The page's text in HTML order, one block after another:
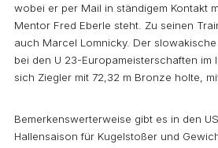
wobei er per Mail in ständigem Kontakt
Mentor Fred Eberle steht. Zu seinen
auch Marcel Lomnicky. Der
bei den U 23-Europameisterschaften im
sich Ziegler mit 72,32 m Bronze holte,
Bemerkenswerterweise gibt es in den
Hallensaison für Kugelstoßer und